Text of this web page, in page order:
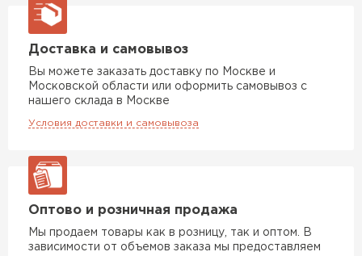
Доставка и самовывоз
Вы можете заказать доставку по Москве и
Московской области или оформить самовывоз с
нашего склада в Москве
Условия доставки и самовывоза
Оптово и розничная продажа
Мы продаем товары как в розницу, так и оптом. В
зависимости от объемов заказа мы предоставляем